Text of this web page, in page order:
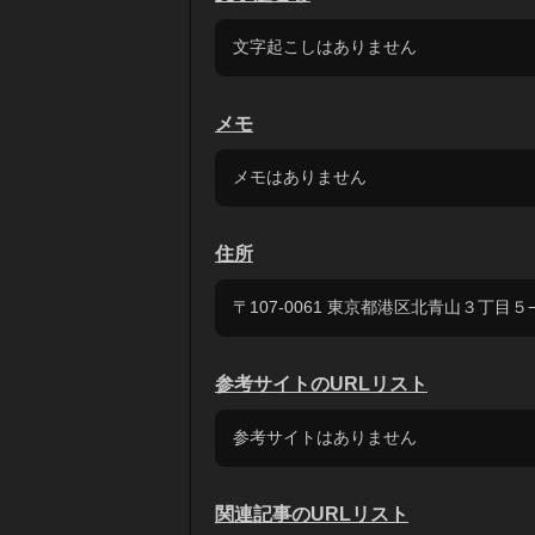
文字起こしはありません
メモ
メモはありません
住所
〒107-0061 東京都港区北青山３丁目５
参考サイトのURLリスト
参考サイトはありません
関連記事のURLリスト